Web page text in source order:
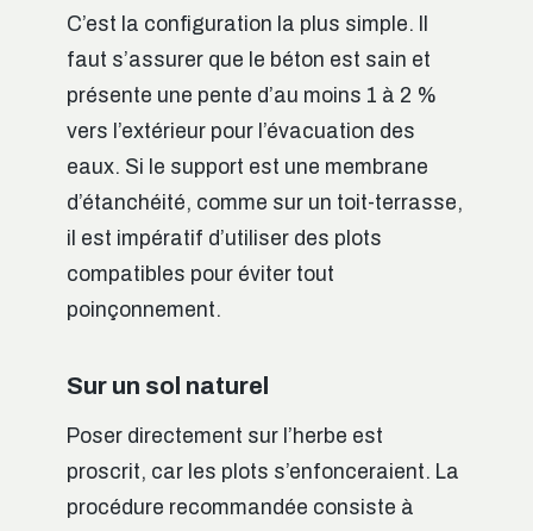
C’est la configuration la plus simple. Il
faut s’assurer que le béton est sain et
présente une pente d’au moins 1 à 2 %
vers l’extérieur pour l’évacuation des
eaux. Si le support est une membrane
d’étanchéité, comme sur un toit-terrasse,
il est impératif d’utiliser des plots
compatibles pour éviter tout
poinçonnement.
Sur un sol naturel
Poser directement sur l’herbe est
proscrit, car les plots s’enfonceraient. La
procédure recommandée consiste à